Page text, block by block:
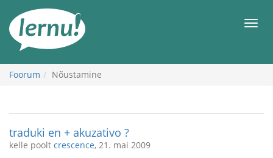
juurde
Foorum Nõustamine
traduki en + akuzativo ?
kelle poolt crescence, 21. mai 2009